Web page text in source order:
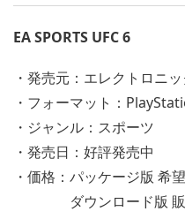
EA SPORTS UFC 6
・発売元：エレクトロニ
・フォーマット：
・ジャンル：スポーツ
・発売日：好評発売中
・価格：パッケージ版 希
ダウンロード版 販売